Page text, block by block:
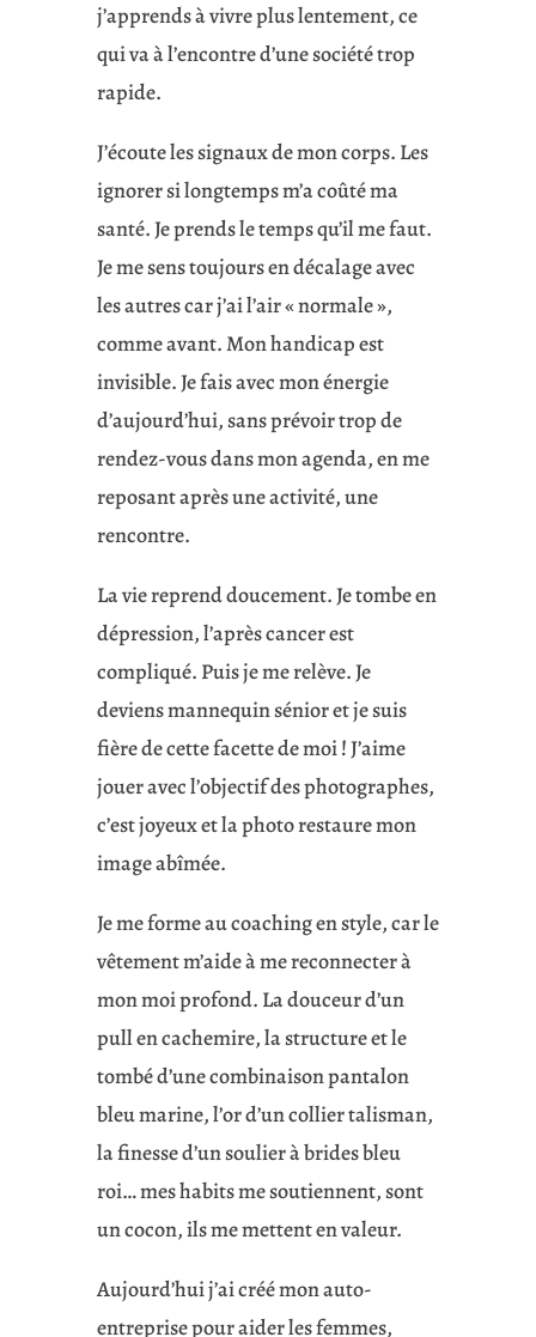
j’apprends à vivre plus lentement, ce
qui va à l’encontre d’une société trop
rapide.
J’écoute les signaux de mon corps. Les
ignorer si longtemps m’a coûté ma
santé. Je prends le temps qu’il me faut.
Je me sens toujours en décalage avec
les autres car j’ai l’air « normale »,
comme avant. Mon handicap est
invisible. Je fais avec mon énergie
d’aujourd’hui, sans prévoir trop de
rendez-vous dans mon agenda, en me
reposant après une activité, une
rencontre.
La vie reprend doucement. Je tombe en
dépression, l’après cancer est
compliqué. Puis je me relève. Je
deviens mannequin sénior et je suis
fière de cette facette de moi ! J’aime
jouer avec l’objectif des photographes,
c’est joyeux et la photo restaure mon
image abîmée.
Je me forme au coaching en style, car le
vêtement m’aide à me reconnecter à
mon moi profond. La douceur d’un
pull en cachemire, la structure et le
tombé d’une combinaison pantalon
bleu marine, l’or d’un collier talisman,
la finesse d’un soulier à brides bleu
roi… mes habits me soutiennent, sont
un cocon, ils me mettent en valeur.
Aujourd’hui j’ai créé mon auto-
entreprise pour aider les femmes,